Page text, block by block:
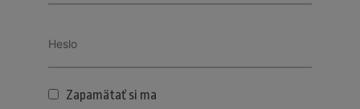
Zapamätať si ma